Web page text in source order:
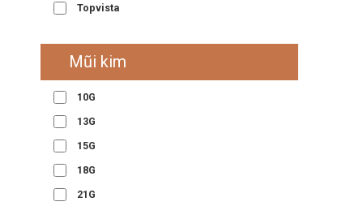
Topvista
Mũi kim
10G
13G
15G
18G
21G